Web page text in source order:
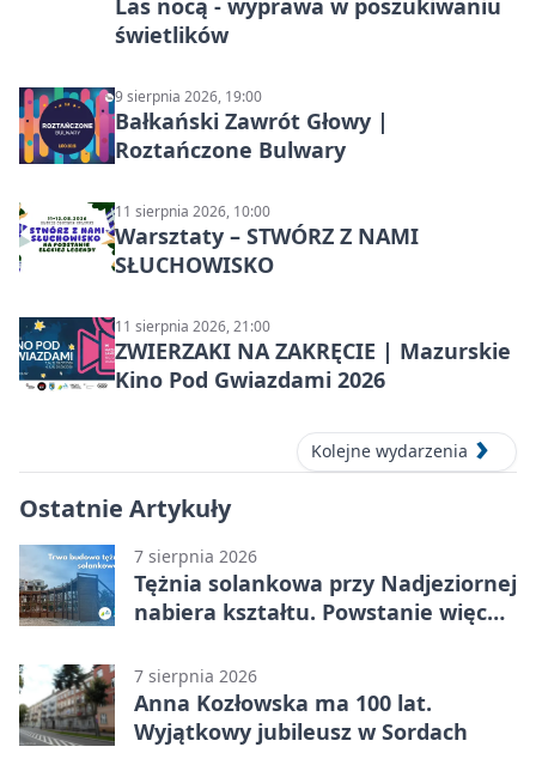
Las nocą - wyprawa w poszukiwaniu
świetlików
9 sierpnia 2026, 19:00
Bałkański Zawrót Głowy |
Roztańczone Bulwary
11 sierpnia 2026, 10:00
Warsztaty – STWÓRZ Z NAMI
SŁUCHOWISKO
11 sierpnia 2026, 21:00
ZWIERZAKI NA ZAKRĘCIE | Mazurskie
Kino Pod Gwiazdami 2026
Kolejne wydarzenia
Ostatnie Artykuły
7 sierpnia 2026
Tężnia solankowa przy Nadjeziornej
nabiera kształtu. Powstanie więcej
7 sierpnia 2026
Anna Kozłowska ma 100 lat.
Wyjątkowy jubileusz w Sordach